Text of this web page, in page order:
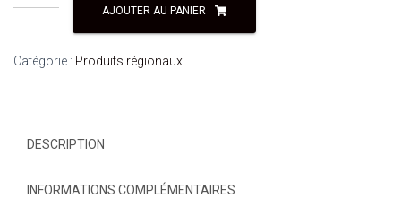
de
CONFITURE
D'ENTE
AJOUTER AU PANIER
Catégorie : Produits régionaux
DESCRIPTION
INFORMATIONS COMPLÉMENTAIRES